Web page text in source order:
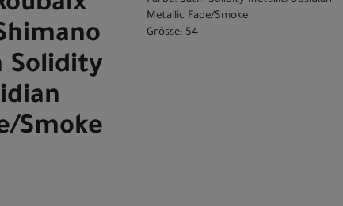
Solidity
Smoke
Metallic Fade/Smoke
Grösse: 54